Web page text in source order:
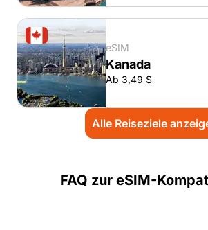
eSIM
Kanada
Ab 3,49 $
Alle Reiseziele
FAQ zur eSIM-